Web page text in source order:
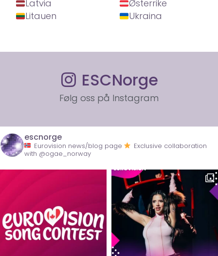
Latvia
Litauen
Østerrike
Ukraina
ESCNorge
Følg oss på Instagram
escnorge
Eurovision news/blog page
Exclusive collaboration
with @ogae_norway